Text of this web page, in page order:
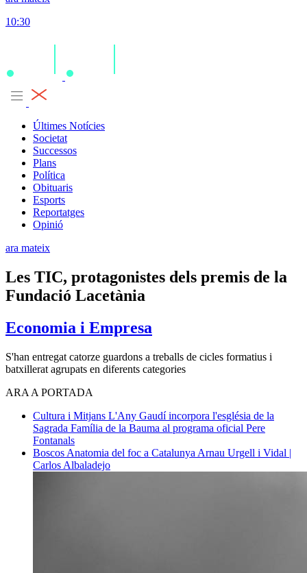
10:30
Últimes Notícies
Societat
Successos
Plans
Política
Obituaris
Esports
Reportatges
Opinió
ara mateix
Les TIC, protagonistes dels premis de la
Fundació Lacetània
Economia i Empresa
S'han entregat catorze guardons a treballs de cicles formatius i
batxillerat agrupats en diferents categories
ARA A PORTADA
Cultura i Mitjans L'Any Gaudí incorpora l'església de la
Sagrada Família de la Bauma al programa oficial Pere
Fontanals
Boscos Anatomia del foc a Catalunya Arnau Urgell i Vidal |
Carlos Albaladejo